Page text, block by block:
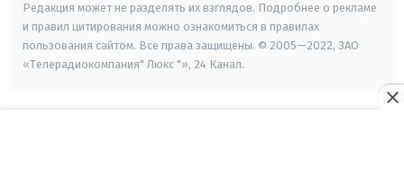
Редакция может не разделять их взглядов. Подробнее о рекламе
и правил цитирования можно ознакомиться в правилах
пользования сайтом. Все права защищены. © 2005—2022, ЗАО
«Телерадиокомпания" Люкс "», 24 Канал.